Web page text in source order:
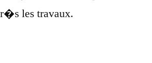
les travaux.